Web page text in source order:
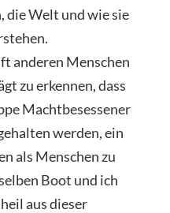
die Welt und wie sie
anderen Menschen
zu erkennen, dass
Machtbesessener
werden, ein
als Menschen zu
Boot und ich
aus dieser